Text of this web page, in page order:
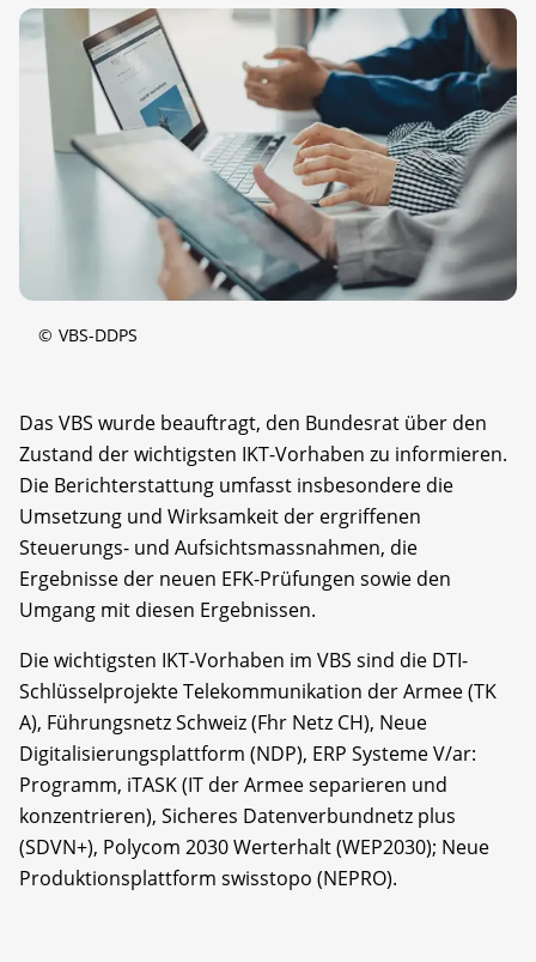
© VBS-DDPS
Das VBS wurde beauftragt, den Bundesrat über den
Zustand der wichtigsten IKT-Vorhaben zu informieren.
Die Berichterstattung umfasst insbesondere die
Umsetzung und Wirksamkeit der ergriffenen
Steuerungs- und Aufsichtsmassnahmen, die
Ergebnisse der neuen EFK-Prüfungen sowie den
Umgang mit diesen Ergebnissen.
Die wichtigsten IKT-Vorhaben im VBS sind die DTI-
Schlüsselprojekte Telekommunikation der Armee (TK
A), Führungsnetz Schweiz (Fhr Netz CH), Neue
Digitalisierungsplattform (NDP), ERP Systeme V/ar:
Programm, iTASK (IT der Armee separieren und
konzentrieren), Sicheres Datenverbundnetz plus
(SDVN+), Polycom 2030 Werterhalt (WEP2030); Neue
Produktionsplattform swisstopo (NEPRO).